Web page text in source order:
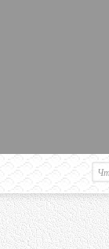
Гость. Чтобы